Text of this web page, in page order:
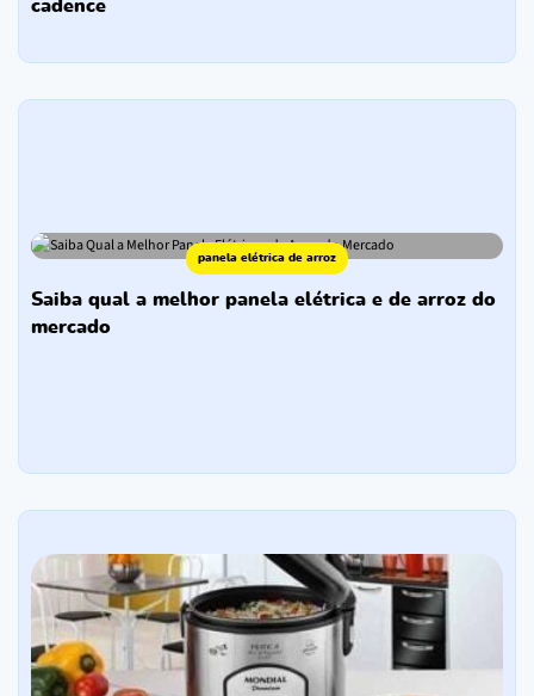
cadence
panela elétrica de arroz
saiba qual a melhor panela elétrica e de arroz do
mercado